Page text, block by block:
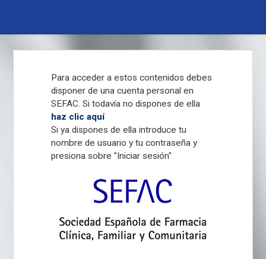
Para acceder a estos contenidos debes
disponer de una cuenta personal en
SEFAC. Si todavía no dispones de ella
haz clic aquí
Si ya dispones de ella introduce tu
nombre de usuario y tu contraseña y
presiona sobre "Iniciar sesión"